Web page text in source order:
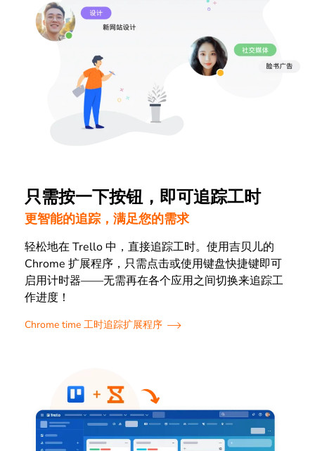
只需按一下按钮，即可追踪工时
更智能的追踪，满足您的需求
轻松地在 Trello 中，直接追踪工时。使用吉贝儿的
Chrome 扩展程序，只需点击或使用键盘快捷键即可
启用计时器——无需再在各个应用之间切换来追踪工
作进度！
Chrome time 工时追踪扩展程序